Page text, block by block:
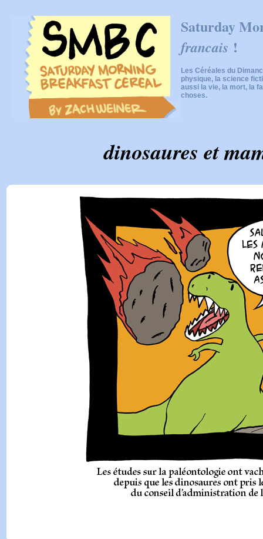
Saturday
francais !
Les Céréales du
physique, la science
aussi la vie, la mort, la
choses.
dinosaures et